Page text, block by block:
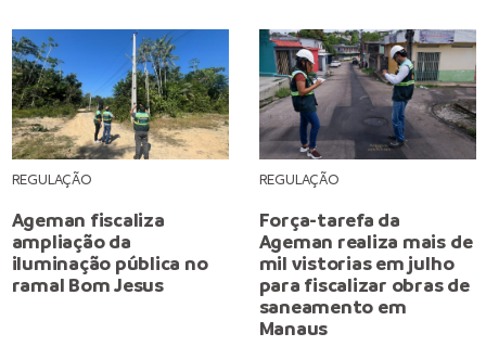
REGULAÇÃO
Ageman fiscaliza
ampliação da
iluminação pública no
ramal Bom Jesus
REGULAÇÃO
Força-tarefa da
Ageman realiza mais de
mil vistorias em julho
para fiscalizar obras de
saneamento em
Manaus